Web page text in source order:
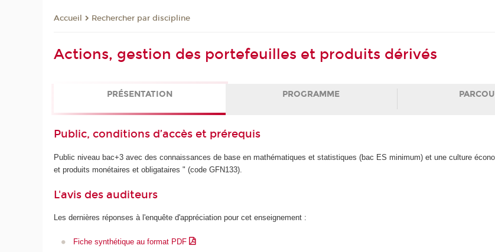
Accueil Rechercher par discipline
Actions, gestion des portefeuilles et produits dérivés
PRÉSENTATION PROGRAMME
Public, conditions d’accès et prérequis
Public niveau bac+3 avec des connaissances de base en mathématiques et statistiques (bac ES minimum) et une culture
et produits monétaires et obligataires " (code GFN133).
L'avis des auditeurs
Les dernières réponses à l'enquête d'appréciation pour cet enseignement :
Fiche synthétique au format PDF